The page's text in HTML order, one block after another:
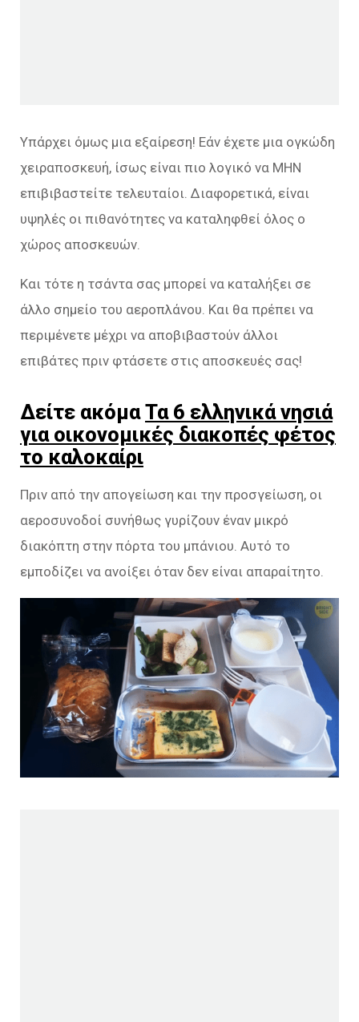
Υπάρχει όμως μια εξαίρεση! Εάν έχετε μια ογκώδη
χειραποσκευή, ίσως είναι πιο λογικό να ΜΗΝ
επιβιβαστείτε τελευταίοι. Διαφορετικά, είναι
υψηλές οι πιθανότητες να καταληφθεί όλος ο
χώρος αποσκευών.
Και τότε η τσάντα σας μπορεί να καταλήξει σε
άλλο σημείο του αεροπλάνου. Και θα πρέπει να
περιμένετε μέχρι να αποβιβαστούν άλλοι
επιβάτες πριν φτάσετε στις αποσκευές σας!
Δείτε ακόμαΤα 6 ελληνικά νησιά
για οικονομικές διακοπές φέτος
το καλοκαίρι
Πριν από την απογείωση και την προσγείωση, οι
αεροσυνοδοί συνήθως γυρίζουν έναν μικρό
διακόπτη στην πόρτα του μπάνιου. Αυτό το
εμποδίζει να ανοίξει όταν δεν είναι απαραίτητο.